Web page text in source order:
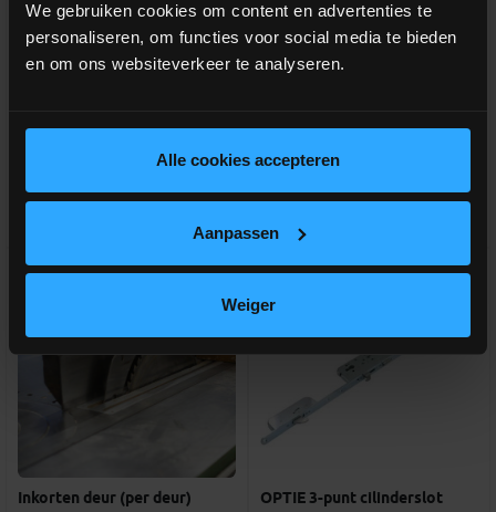
We gebruiken cookies om content en advertenties te
personaliseren, om functies voor social media te bieden
en om ons websiteverkeer te analyseren.
Alle cookies accepteren
Aanpassen
Weiger
Rechte deurkruk met gebogen
hoek + rozet voor slot
€ 41,00
Gebogen deurkruk + rozet voor
slot
Inkorten deur (per deur) OPTIE 3-punt cilinderslot